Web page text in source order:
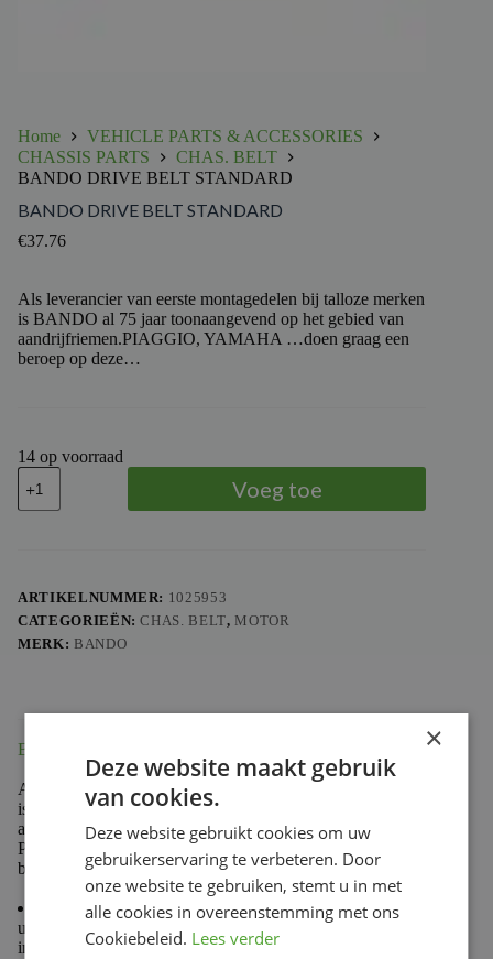
Home
VEHICLE PARTS & ACCESSORIES
CHASSIS PARTS
CHAS. BELT
BANDO DRIVE BELT STANDARD
BANDO DRIVE BELT STANDARD
€37.76
Als leverancier van eerste montagedelen bij talloze merken
is BANDO al 75 jaar toonaangevend op het gebied van
aandrijfriemen.PIAGGIO, YAMAHA …doen graag een
beroep op deze…
14 op voorraad
BANDO
DRIVE
BELT
Voeg toe
ARTIKELNUMMER: 1025953
CATEGORIEËN:CHAS. BELT, MOTOR
MERK: BANDO
Beschrijving
Als leverancier van eerste montagedelen bij talloze merken
is BANDO al 75 jaar toonaangevend op het gebied van
aandrijfriemen.
PIAGGIO, YAMAHA …doen graag een beroep op deze
bekende fabrikant.
OEM type Riem van superieure kwaliteit die
uitstekende technische eigenschappen biedt en een
indrukwekkende levensduur
×
Deze website maakt gebruik
van cookies.
Deze website gebruikt cookies om uw
gebruikerservaring te verbeteren. Door
onze website te gebruiken, stemt u in met
alle cookies in overeenstemming met ons
Cookiebeleid. Lees verder